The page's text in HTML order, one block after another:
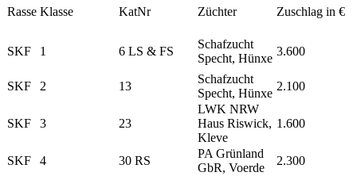
Rasse Klasse KatNr Züchter Zuschlag in €
SKF 1 6 LS & FS
Schafzucht
Specht, Hünxe
3.600
SKF 2 13
Schafzucht
Specht, Hünxe
2.100
SKF 3 23
LWK NRW
Haus Riswick,
Kleve
1.600
SKF 4 30 RS
PA Grünland
GbR, Voerde
2.300